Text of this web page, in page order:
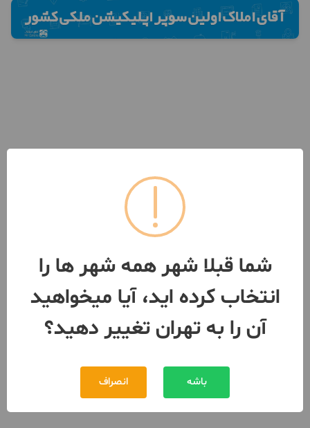
شما قبلا شهر همه شهر ها را
انتخاب کرده اید، آیا میخواهید
آن را به تهران تغییر دهید؟
باشه انصراف